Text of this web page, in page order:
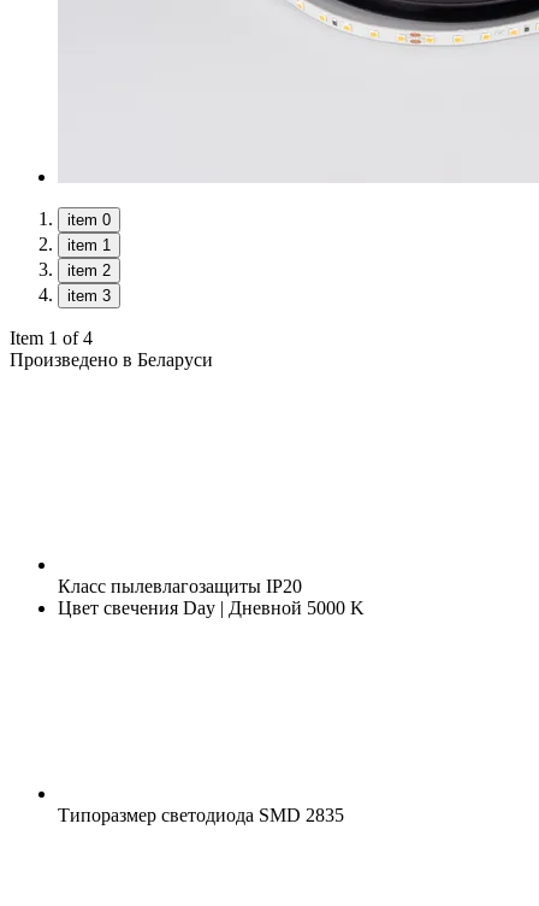
item 0
item 1
item 2
item 3
Item 1 of 4
Произведено в Беларуси
Класс пылевлагозащиты IP20
Цвет свечения Day | Дневной 5000 K
Типоразмер светодиода SMD 2835